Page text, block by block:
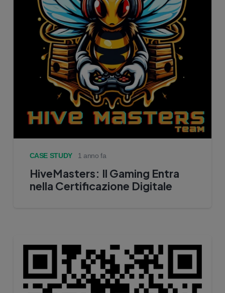
CASE STUDY 1 anno fa
HiveMasters: Il Gaming Entra
nella Certificazione Digitale